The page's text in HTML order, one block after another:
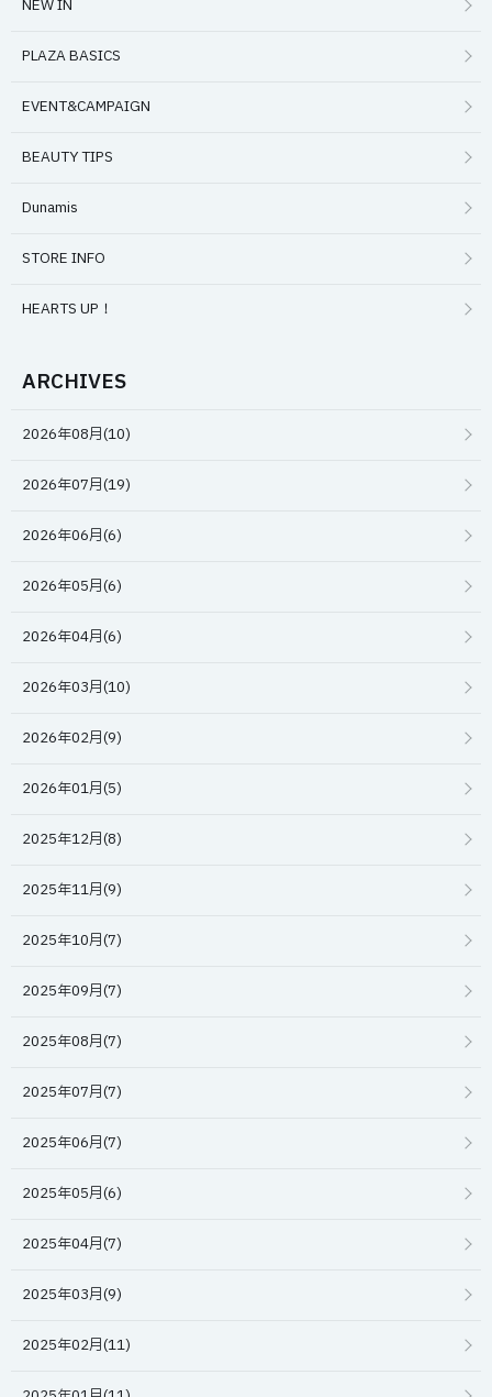
NEW IN
PLAZA BASICS
EVENT&CAMPAIGN
BEAUTY TIPS
Dunamis
STORE INFO
HEARTS UP！
ARCHIVES
2026年08月(10)
2026年07月(19)
2026年06月(6)
2026年05月(6)
2026年04月(6)
2026年03月(10)
2026年02月(9)
2026年01月(5)
2025年12月(8)
2025年11月(9)
2025年10月(7)
2025年09月(7)
2025年08月(7)
2025年07月(7)
2025年06月(7)
2025年05月(6)
2025年04月(7)
2025年03月(9)
2025年02月(11)